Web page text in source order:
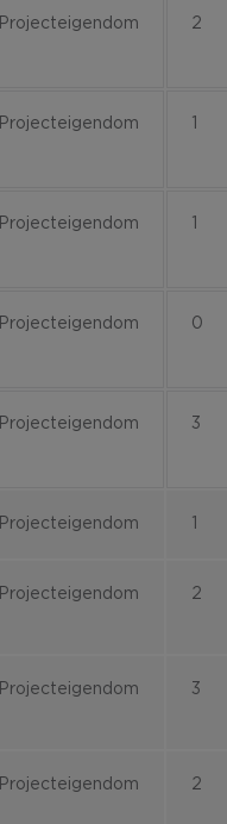
Projecteigendom 2
Projecteigendom
Projecteigendom
Projecteigendom 0
Projecteigendom 3
Projecteigendom
Projecteigendom 2
Projecteigendom 3
Projecteigendom 2